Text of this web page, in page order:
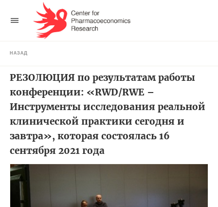
НАЗАД
РЕЗОЛЮЦИЯ по результатам работы
конференции: «RWD/RWE –
Инструменты исследования реальной
клинической практики сегодня и
завтра», которая состоялась 16
сентября 2021 года